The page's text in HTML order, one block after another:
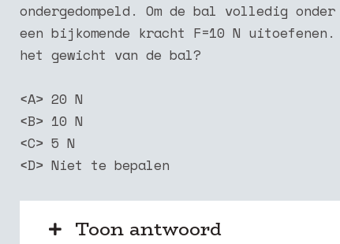
ondergedompeld. Om de bal volledig onder
een bijkomende kracht F=10 N uitoefenen.
het gewicht van de bal?
<A> 20 N
<B> 10 N
<C> 5 N
<D> Niet te bepalen
Toon antwoord